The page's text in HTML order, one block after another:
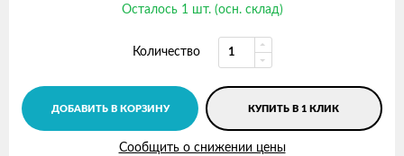
Осталось 1 шт. (осн. склад)
Количество
ДОБАВИТЬ В КОРЗИНУ КУПИТЬ В 1 КЛИК
Сообщить о снижении цены